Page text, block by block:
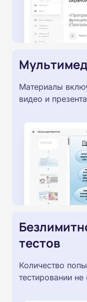
Материалы
видео и
тестов
Количество
тестировании не